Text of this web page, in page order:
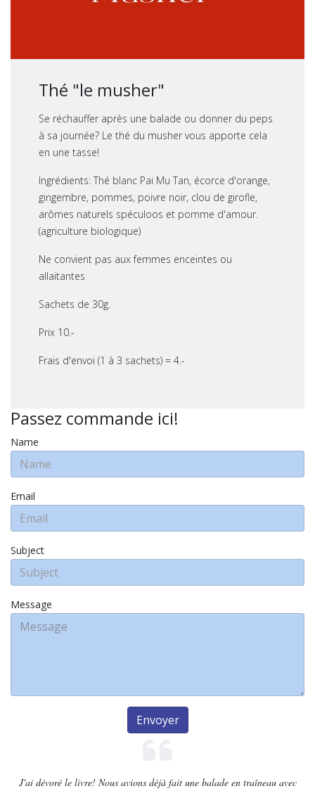
Thé "le musher"
Se réchauffer après une balade ou donner du peps
à sa journée? Le thé du musher vous apporte cela
en une tasse!
Ingrédients: Thé blanc Pai Mu Tan, écorce d'orange,
gingembre, pommes, poivre noir, clou de girofle,
arômes naturels spéculoos et pomme d'amour.
(agriculture biologique)
Ne convient pas aux femmes enceintes ou
allaitantes
Sachets de 30g.
Prix 10.-
Frais d'envoi (1 à 3 sachets) = 4.-
Passez commande ici!
Name
Email
Subject
Message
Envoyer
J'ai dévoré le livre! Nous avions déjà fait une balade en traîneau avec